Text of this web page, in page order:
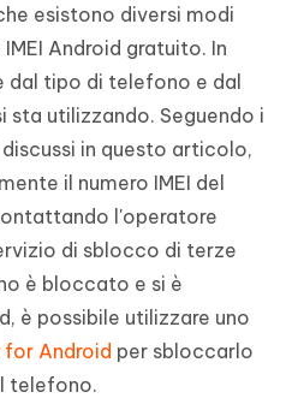
esistono diversi modi
Android gratuito. In
dal tipo di telefono e dal
utilizzando. Seguendo i
in questo articolo,
il numero IMEI del
l'operatore
di sblocco di terze
è bloccato e si è
è possibile utilizzare uno
for Android per sbloccarlo
telefono.